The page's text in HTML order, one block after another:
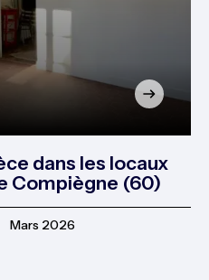
dans les locaux
Compiègne (60)
Mars 2026